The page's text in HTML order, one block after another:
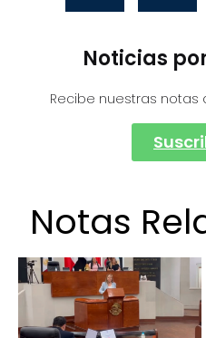
Noticias
Recibe nuestras notas
Notas